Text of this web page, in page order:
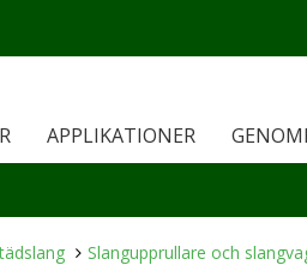
APPLIKATIONER
Slangupprullare och